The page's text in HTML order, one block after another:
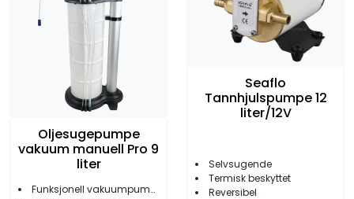
Oljesugepumpe
vakuum manuell Pro 9
liter
Funksjonell vakuumpumpe
Seaflo
Tannhjulspumpe 12
liter/12V
Selvsugende
Termisk beskyttet
Reversibel